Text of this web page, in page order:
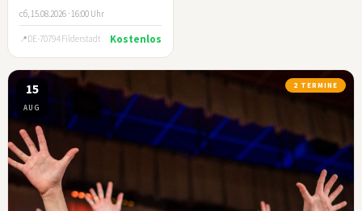
сб, 15.08.2026 · 16:00 Uhr
DE-70794 Filderstadt Kostenlos
15
AUG
2 TERMINE